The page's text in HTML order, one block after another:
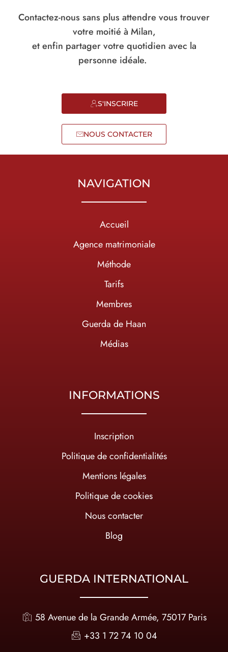
Contactez-nous sans plus attendre vous trouver
votre moitié à Milan,
et enfin partager votre quotidien avec la
personne idéale.
S'INSCRIRE
NOUS CONTACTER
NAVIGATION
Accueil
Agence matrimoniale
Méthode
Tarifs
Membres
Guerda de Haan
Médias
INFORMATIONS
Inscription
Politique de confidentialités
Mentions légales
Politique de cookies
Nous contacter
Blog
GUERDA INTERNATIONAL
58 Avenue de la Grande Armée, 75017 Paris
+33 1 72 74 10 04